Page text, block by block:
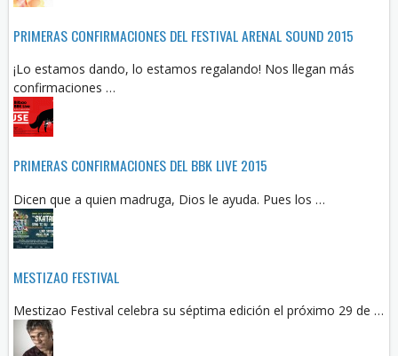
PRIMERAS CONFIRMACIONES DEL FESTIVAL ARENAL SOUND 2015
¡Lo estamos dando, lo estamos regalando! Nos llegan más
confirmaciones …
PRIMERAS CONFIRMACIONES DEL BBK LIVE 2015
Dicen que a quien madruga, Dios le ayuda. Pues los …
MESTIZAO FESTIVAL
Mestizao Festival celebra su séptima edición el próximo 29 de …